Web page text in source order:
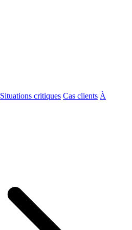
Situations critiques Cas clients À